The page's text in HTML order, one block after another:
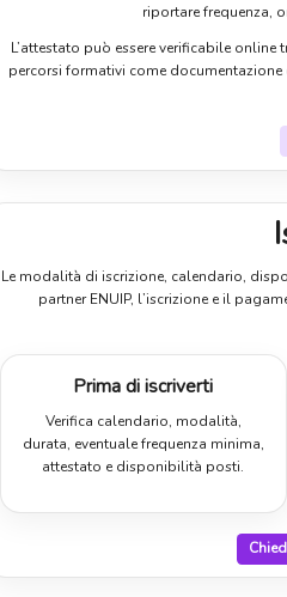
riportare frequenza,
L’attestato può essere verificabile
percorsi formativi come
Le modalità di iscrizione, calendario,
partner ENUIP, l’iscrizione e il
Prima di iscriverti
Verifica calendario, modalità,
durata, eventuale frequenza minima,
attestato e disponibilità posti.